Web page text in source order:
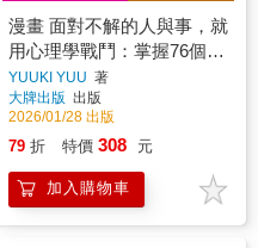
漫畫 面對不解的人與事，就
用心理學戰鬥：掌握76個實
用心理技巧，終結人際壓
力，最完整的心理學情境大
全【暢銷紀念版】
YUUKI YUU 著
大牌出版 出版
2026/01/28 出版
79 折 特價 308 元
加入購物車